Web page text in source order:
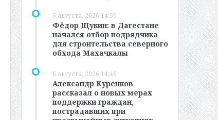
6 августа, 2026 14:50
Фёдор Щукин: в Дагестане
начался отбор подрядчика
для строительства северного
обхода Махачкалы
6 августа, 2026 14:46
Александр Куренков
рассказал о новых мерах
поддержки граждан,
пострадавших при